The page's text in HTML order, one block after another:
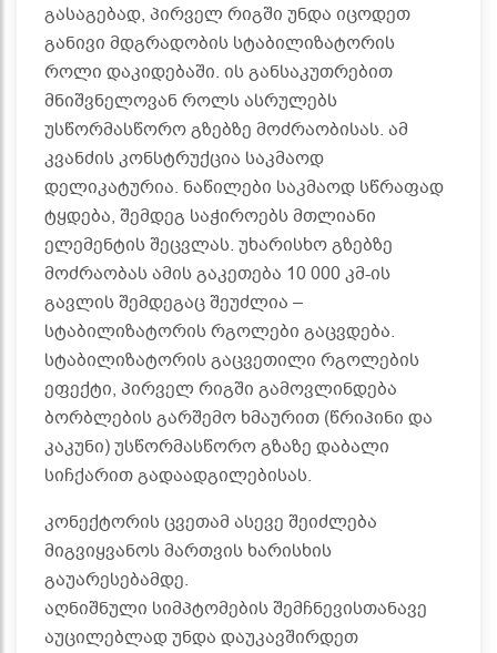
გასაგებად, პირველ რიგში უნდა იცოდეთ
განივი მდგრადობის სტაბილიზატორის
როლი დაკიდებაში. ის განსაკუთრებით
მნიშვნელოვან როლს ასრულებს
უსწორმასწორო გზებზე მოძრაობისას. ამ
კვანძის კონსტრუქცია საკმაოდ
დელიკატურია. ნაწილები საკმაოდ სწრაფად
ტყდება, შემდეგ საჭიროებს მთლიანი
ელემენტის შეცვლას. უხარისხო გზებზე
მოძრაობას ამის გაკეთება 10 000 კმ-ის
გავლის შემდეგაც შეუძლია –
სტაბილიზატორის რგოლები გაცვდება.
სტაბილიზატორის გაცვეთილი რგოლების
ეფექტი, პირველ რიგში გამოვლინდება
ბორბლების გარშემო ხმაურით (წრიპინი და
კაკუნი) უსწორმასწორო გზაზე დაბალი
სიჩქარით გადაადგილებისას.
კონექტორის ცვეთამ ასევე შეიძლება
მიგვიყვანოს მართვის ხარისხის
გაუარესებამდე.
აღნიშნული სიმპტომების შემჩნევისთანავე
აუცილებლად უნდა დაუკავშირდეთ